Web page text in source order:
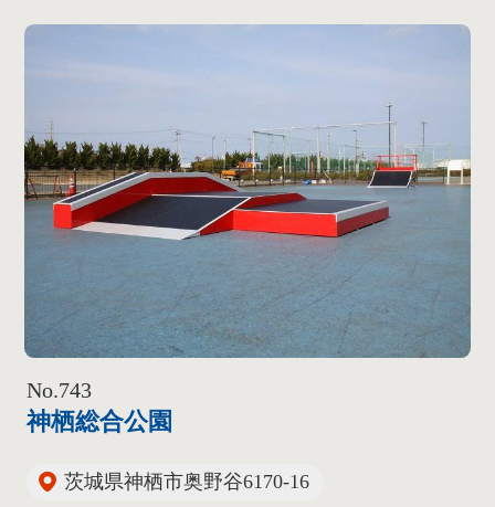
No.743
神栖総合公園
茨城県神栖市奥野谷6170-16